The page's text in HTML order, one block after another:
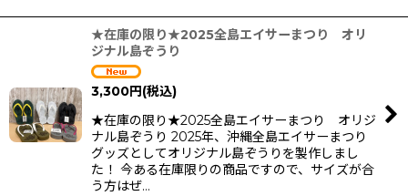
★在庫の限り★2025全島エイサーまつり オリ
ジナル島ぞうり
3,300円(税込)
★在庫の限り★2025全島エイサーまつり オリジ
ナル島ぞうり 2025年、沖縄全島エイサーまつり
グッズとしてオリジナル島ぞうりを製作しまし
た！ 今ある在庫限りの商品ですので、サイズが合
う方はぜ…